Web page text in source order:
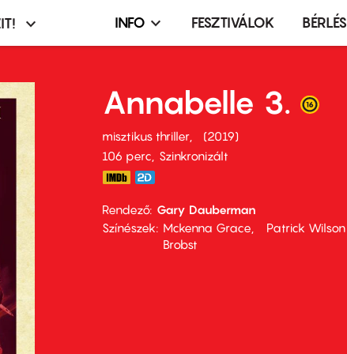
Infó,
terembérlés
menü
INFO FESZTIVÁLOK BÉRLÉS
Annabelle 3.
misztikus thriller
2019
106 perc,
Szinkronizált
Rendező Gary Dauberman
Színészek
Mckenna Grace Patrick Wilson
Brobst